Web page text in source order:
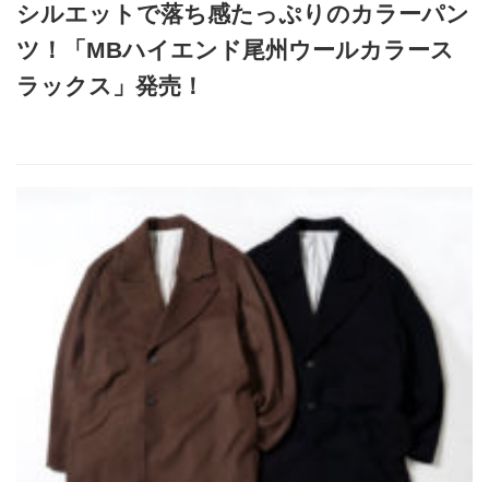
シルエットで落ち感たっぷりのカラーパン
ツ！「MBハイエンド尾州ウールカラース
ラックス」発売！